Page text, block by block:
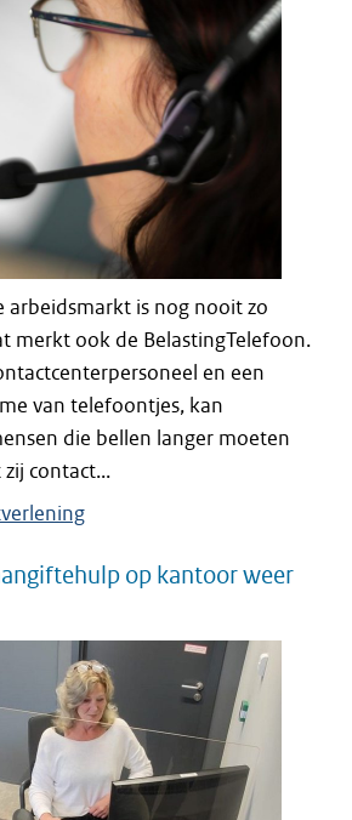
arbeidsmarkt is nog nooit zo
merkt ook de BelastingTelefoon.
en een
van telefoontjes, kan
die bellen langer moeten
contact...
op kantoor weer